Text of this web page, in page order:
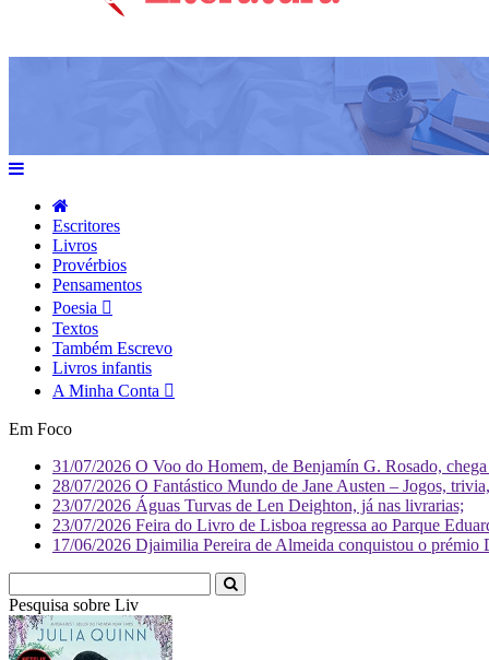
Escritores
Livros
Provérbios
Pensamentos
Poesia
Textos
Também Escrevo
Livros infantis
A Minha Conta
Em Foco
31/07/2026 O Voo do Homem, de Benjamín G. Rosado,
28/07/2026 O Fantástico Mundo de Jane Austen – Jogos,
23/07/2026 Águas Turvas de Len Deighton, já nas livrarias;
23/07/2026 Feira do Livro de Lisboa regressa ao Parque
17/06/2026 Djaimilia Pereira de Almeida conquistou o
Pesquisa sobre Literatura